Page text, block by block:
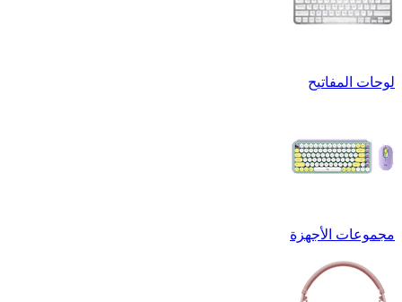
لوحات المفاتيح
مجموعات الأجهزة